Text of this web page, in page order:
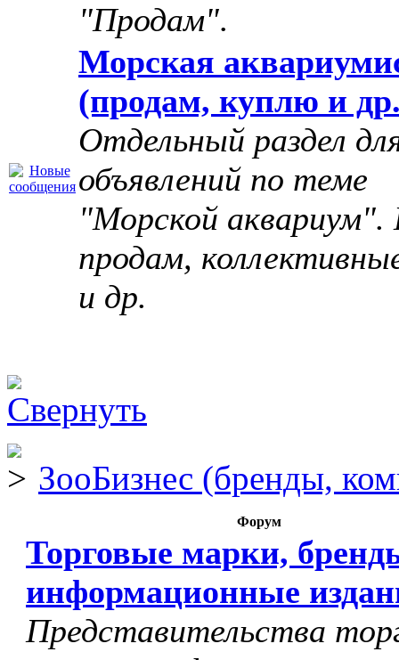
"Продам".
Морская
(продам, куплю и
Отдельный раздел
объявлений по теме
"Морской аквариум".
продам,
и др.
ЗооБизнес (бренды,
Форум
Торговые марки,
информационные
Представительства